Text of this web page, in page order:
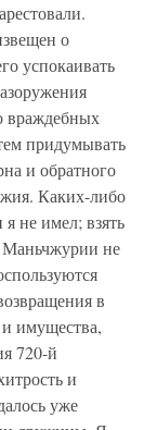
о
успокаивать
враждебных
придумывать
и обратного
Каких-либо
не имел; взять
Маньчжурии не
в
имущества,
720-й
и
уже